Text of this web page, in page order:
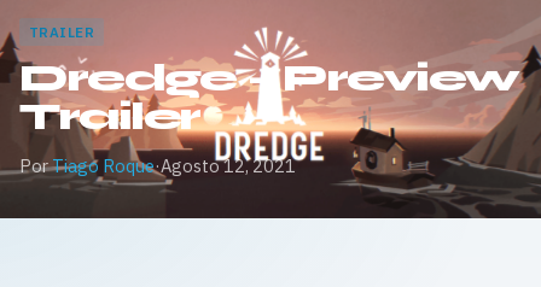
TRAILER
Dredge – Preview
Trailer
PorTiago Roque·Agosto 12, 2021